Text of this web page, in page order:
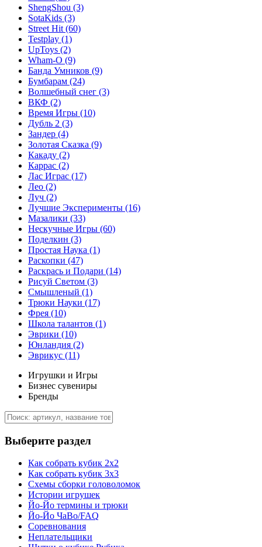
ShengShou (3)
SotaKids (3)
Street Hit (60)
Testplay (1)
UpToys (2)
Wham-O (9)
Банда Умников (9)
Бумбарам (24)
Волшебный снег (3)
ВКФ (2)
Время Игры (10)
Дубль 2 (3)
Зандер (4)
Золотая Сказка (9)
Какаду (2)
Каррас (2)
Лас Играс (17)
Лео (2)
Луч (2)
Лучшие Эксперименты (16)
Мазалики (33)
Нескучные Игры (60)
Поделкин (3)
Простая Наука (1)
Раскопки (47)
Раскрась и Подари (14)
Рисуй Светом (3)
Смышленый (1)
Трюки Науки (17)
Фрея (10)
Школа талантов (1)
Эврики (10)
Юнландия (2)
Эврикус (11)
Игрушки и Игры
Бизнес сувениры
Бренды
Выберите раздел
Как собрать кубик 2х2
Как собрать кубик 3х3
Схемы сборки головоломок
Истории игрушек
Йо-Йо термины и трюки
Йо-Йо ЧаВо/FAQ
Соревнования
Неплательщики